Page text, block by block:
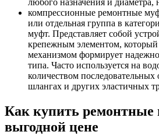
любого назначения и диаметра,
компрессионные ремонтные
или отдельная группа в
муфт. Представляет собой
крепежным элементом, который
механизмом формирует
типа. Часто используется на
количеством последовательных
шлангах и других эластичных
Как купить
выгодной цене